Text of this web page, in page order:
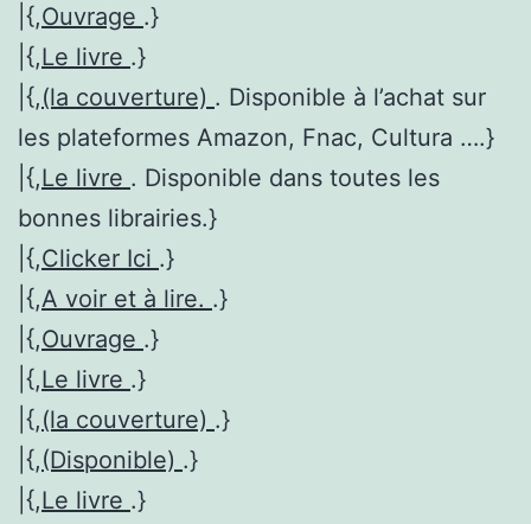
|{,Ouvrage .}
|{,Le livre .}
|{,(la couverture) . Disponible à l’achat sur
les plateformes Amazon, Fnac, Cultura ….}
|{,Le livre . Disponible dans toutes les
bonnes librairies.}
|{,Clicker Ici .}
|{,A voir et à lire. .}
|{,Ouvrage .}
|{,Le livre .}
|{,(la couverture) .}
|{,(Disponible) .}
|{,Le livre .}